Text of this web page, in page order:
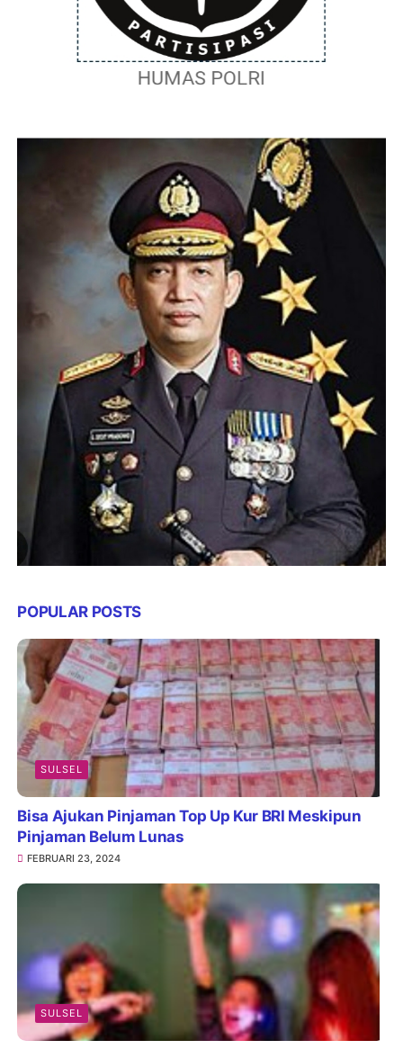
POPULAR POSTS
SULSEL
Bisa Ajukan Pinjaman Top Up Kur BRI Meskipun
Pinjaman Belum Lunas
FEBRUARI 23, 2024
SULSEL